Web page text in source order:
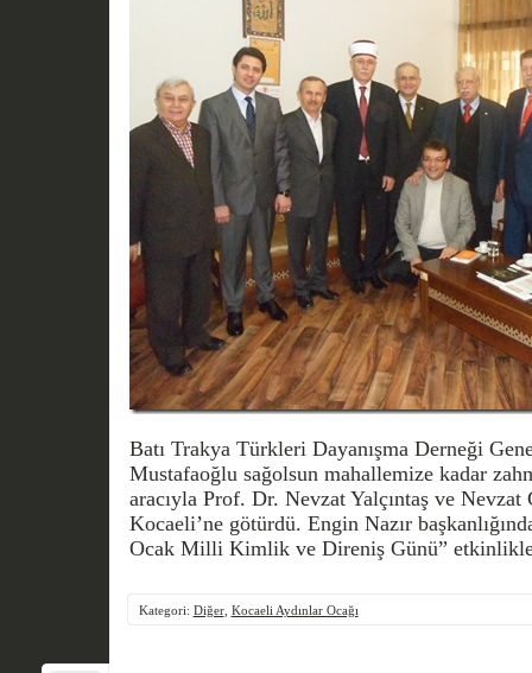
Batı Trakya Türkleri Dayanışma Derneği
Mustafaoğlu sağolsun mahallemize kadar
aracıyla Prof. Dr. Nevzat Yalçıntaş ve
Kocaeli’ne götürdü. Engin Nazır
Ocak Milli Kimlik ve Direniş Günü”
Kategori: Diğer, Kocaeli Aydınlar Ocağı